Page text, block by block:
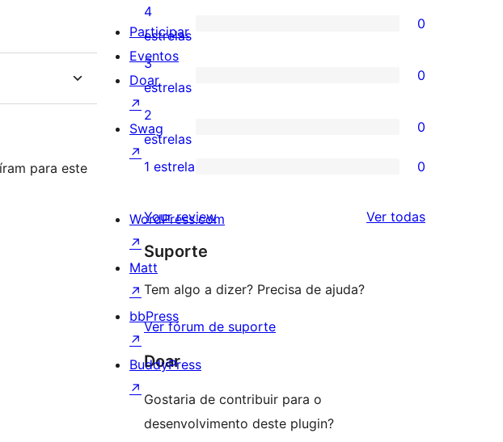
para este
avaliação
com
5
estrela
0
avaliação
com
4
estrela
4
estrelas
0
0
avaliação
com
3
3
estrelas
0
0
avaliação
2
2
estrelas
0
com
1
estrela
1 estrela 0
Your review Ver todasavaliações
Suporte
Tem algo a dizer? Precisa de ajuda?
Ver fórum de suporte
Doar
Gostaria de contribuir para o
desenvolvimento deste plugin?
Participar
Eventos
Doar
↗
Swag
↗
WordPress.com
↗
Matt
↗
bbPress
↗
BuddyPress
↗